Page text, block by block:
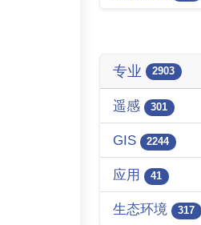
专业 2903
遥感 301
GIS 2244
应用 41
生态环境 317